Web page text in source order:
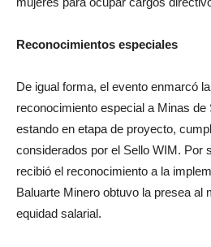
Reconocimientos especiales
De igual forma, el evento enmarcó
reconocimiento especial a Minas de
estando en etapa de proyecto,
considerados por el Sello WIM. Por
recibió el reconocimiento a la
Baluarte Minero obtuvo la presea al
equidad salarial.